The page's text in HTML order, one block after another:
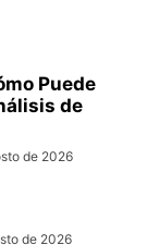
Puede
de
de 2026
de 2026